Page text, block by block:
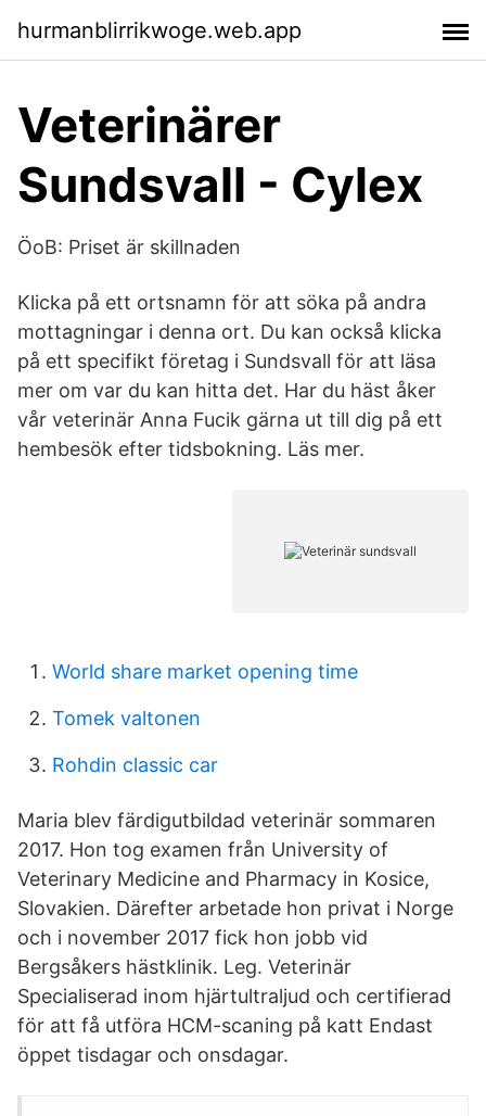
hurmanblirrikwoge.web.app
Veterinärer
Sundsvall - Cylex
ÖoB: Priset är skillnaden
Klicka på ett ortsnamn för att söka på andra
mottagningar i denna ort. Du kan också klicka
på ett specifikt företag i Sundsvall för att läsa
mer om var du kan hitta det. Har du häst åker
vår veterinär Anna Fucik gärna ut till dig på ett
hembesök efter tidsbokning. Läs mer.
World share market opening time
Tomek valtonen
Rohdin classic car
Maria blev färdigutbildad veterinär sommaren
2017. Hon tog examen från University of
Veterinary Medicine and Pharmacy in Kosice,
Slovakien. Därefter arbetade hon privat i Norge
och i november 2017 fick hon jobb vid
Bergsåkers hästklinik. Leg. Veterinär
Specialiserad inom hjärtultraljud och certifierad
för att få utföra HCM-scaning på katt Endast
öppet tisdagar och onsdagar.